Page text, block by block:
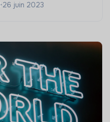
•26 juin 2023